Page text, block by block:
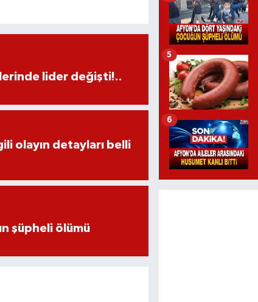
lider değişti!..
olayın detayları belli
şüpheli ölümü
5
6